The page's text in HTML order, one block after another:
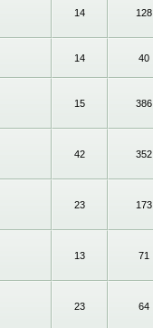
14 128
14 40
15 386
42 352
23 173
13 71
23 64